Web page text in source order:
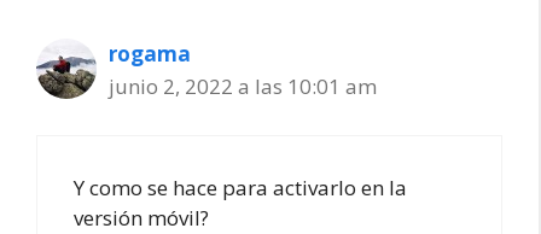
rogama
junio 2, 2022 a las 10:01 am
Y como se hace para activarlo en la
versión móvil?